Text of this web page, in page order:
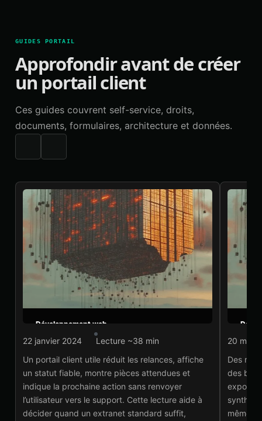
GUIDES PORTAIL
Approfondir avant de créer
un portail client
Ces guides couvrent self-service, droits,
documents, formulaires, architecture et données.
Développement web
Portail client et extranet
: cadrer le self-service
utile
Lire l'article →
22 janvier 2024
Lecture ~38 min
Un portail client utile réduit les relances, affiche
un statut fiable, montre pièces attendues et
indique la prochaine action sans renvoyer
l’utilisateur vers le support. Cette lecture aide à
décider quand un extranet standard suffit,
20 mai
Des
des
exporter
même